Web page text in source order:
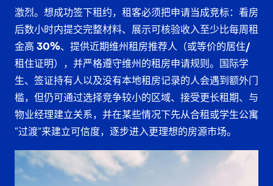
激烈。想成功签下租约，租客必须把申请当成竞标： 看房
后数小时内提交完整材料、展示可核验收入至少比每周租
金高 30%、提供近期维州租房推荐人（或等价的居住/
租住证明） ，并严格遵守维州的租房申请规则。国际学
生、签证持有人以及没有本地租房记录的人会遇到额外门
槛，但仍可通过选择竞争较小的区域、接受更长租期、与
物业经理建立关系，并在某些情况下先从合租或学生公寓
“过渡”来建立可信度，逐步进入更理想的房源市场。